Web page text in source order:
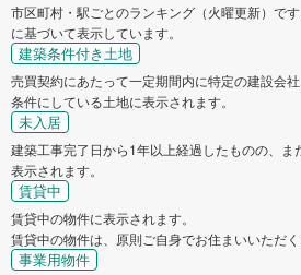
市区町村・駅ごとのランキング（火曜更新）で
に基づいて表示しています。
建築条件付き土地
売買契約にあたって一定期間内に特定の建設会
条件にしている土地に表示されます。
未入居
建築工事完了日から1年以上経過したものの、ま
表示されます。
賃貸中
賃貸中の物件に表示されます。
賃貸中の物件は、原則ご自身でお住まいいただく
事業用物件